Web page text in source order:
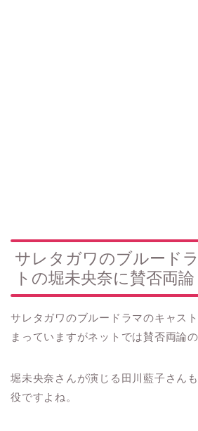
サレタガワのブルード
トの堀未央奈に賛否両論
サレタガワのブルードラマのキャス
まっていますがネットでは賛否両論
堀未央奈さんが演じる田川藍子さん
役ですよね。